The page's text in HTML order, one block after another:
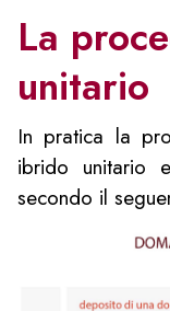
La
unitario
In pratica la
ibrido unitario
secondo il